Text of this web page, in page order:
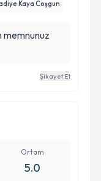
Kaya Coşgun
memnunuz
Şikayet Et
Ortam
5.0